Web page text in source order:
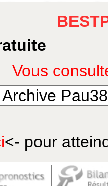
<- pour